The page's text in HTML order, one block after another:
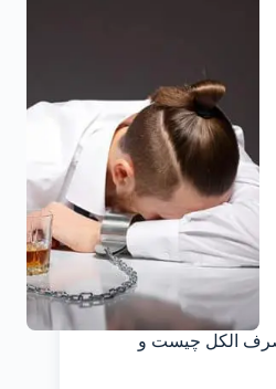
مصرف الکل چیست و